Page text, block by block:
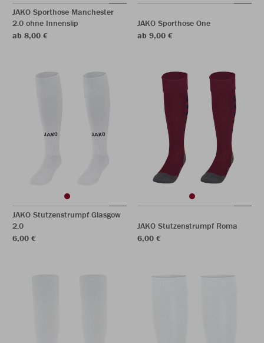
JAKO Sporthose Manchester
2.0 ohne Innenslip
ab 8,00 €
JAKO Sporthose One
ab 9,00 €
JAKO Stutzenstrumpf Glasgow
2.0
6,00 €
JAKO Stutzenstrumpf Roma
6,00 €